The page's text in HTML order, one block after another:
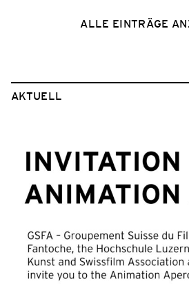
ALLE EINTRÄGE
AKTUELL